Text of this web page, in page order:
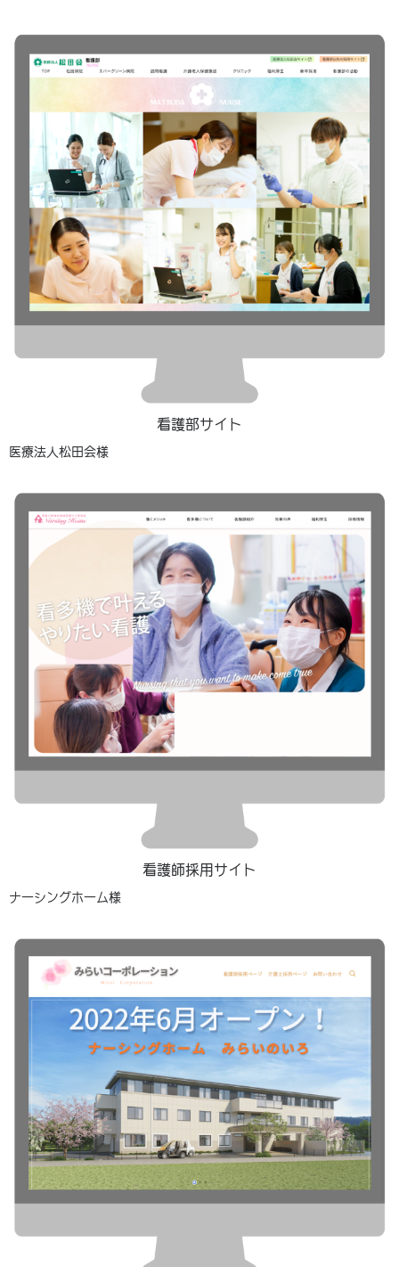
看護部サイト
医療法人松田会様
看護師採用サイト
ナーシングホーム様